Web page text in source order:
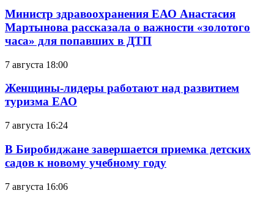
Министр здравоохранения ЕАО Анастасия
Мартынова рассказала о важности «золотого
часа» для попавших в ДТП
7 августа 18:00
Женщины-лидеры работают над развитием
туризма ЕАО
7 августа 16:24
В Биробиджане завершается приемка детских
садов к новому учебному году
7 августа 16:06